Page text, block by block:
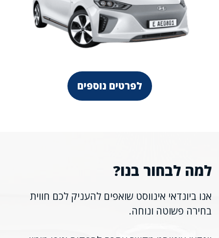
לפרטים נוספים
למה לבחור בנו?
אנו ביונדאי אינווסט שואפים להעניק לכם חווית
בחירה פשוטה ונוחה.